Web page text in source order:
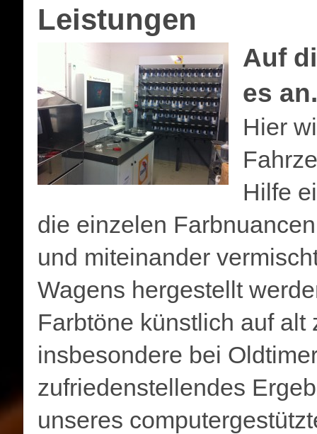
Leistungen
Auf
es
Hier
Hilfe
die einzelen
und miteinander
Wagens hergestellt
Farbtöne künstlich auf alt
insbesondere bei
zufriedenstellendes
unseres